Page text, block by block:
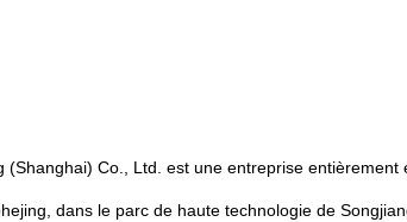
(Shanghai) Co., Ltd. est une entreprise
dans le parc de haute technologie de